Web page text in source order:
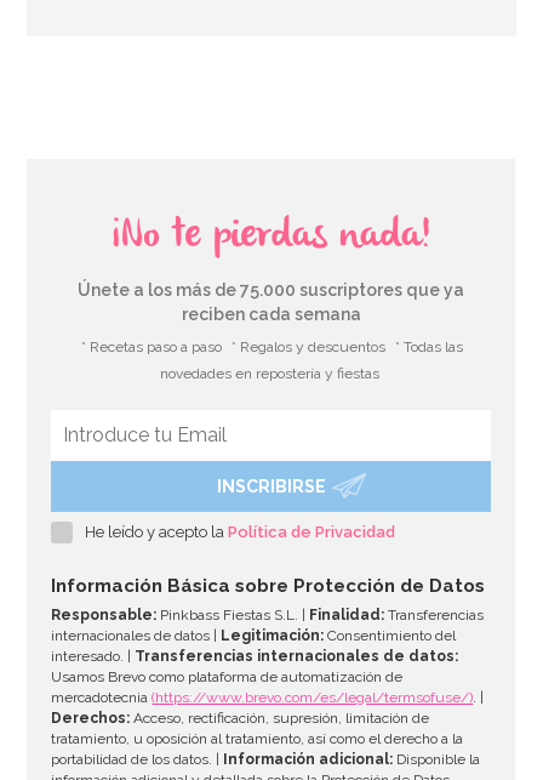
¡No te pierdas nada!
Únete a los más de 75.000 suscriptores que ya
reciben cada semana
* Recetas paso a paso * Regalos y descuentos
* Todas las
novedades en repostería y fiestas
INSCRIBIRSE
He leído y acepto laPolítica de Privacidad
Información Básica sobre Protección de Datos
Responsable: Pinkbass Fiestas S.L. | Finalidad: Transferencias
internacionales de datos |
Legitimación: Consentimiento del
interesado. | Transferencias internacionales de datos:
Usamos Brevo como plataforma de automatización de
mercadotecnia(https://www.brevo.com/es/legal/termsofuse/). |
Derechos: Acceso, rectificación, supresión, limitación de
tratamiento, u oposición al tratamiento, así como el derecho a la
portabilidad de los datos. |
Información adicional: Disponible la